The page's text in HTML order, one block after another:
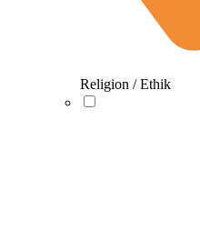
Religion / Ethik